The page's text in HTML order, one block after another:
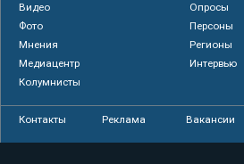
Видео
Опросы
Фото
Персоны
Мнения
Регионы
Медиацентр
Интервью
Колумнисты
Контакты Реклама Вакансии